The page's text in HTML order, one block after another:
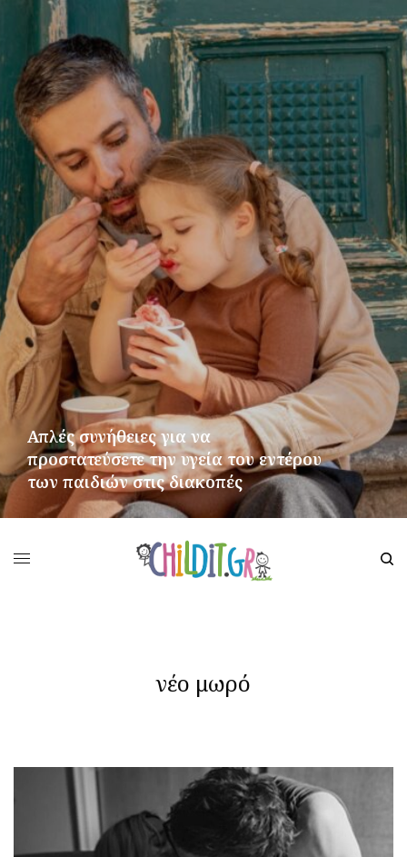
Απλές συνήθειες για να
προστατεύσετε την υγεία του εντέρου
των παιδιών στις διακοπές
νέο μωρό